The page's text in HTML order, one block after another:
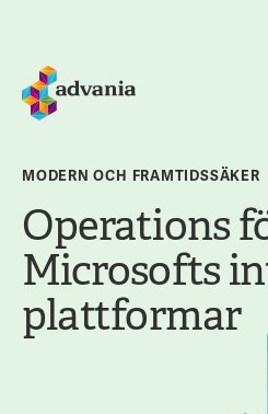
MODERN OCH FRAMTIDSSÄKER
Operations
Microsofts
plattformar